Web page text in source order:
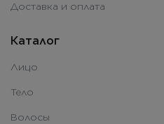
Доставка и оплата
Каталог
Лицо
Тело
Волосы